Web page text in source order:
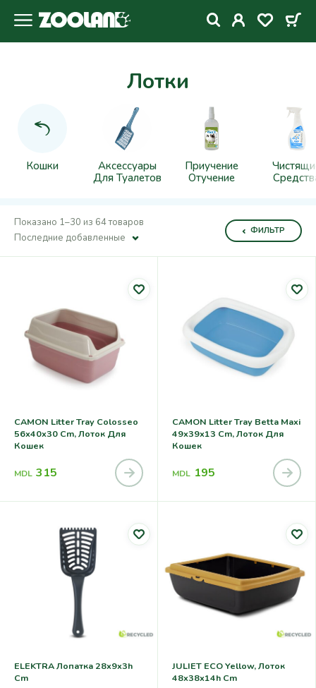
Лотки
Кошки
Аксессуары
Для Туалетов
Приучение
Отучение
Показано 1–30 из 64 товаров
Последние добавленные
ФИЛЬТР
CAMON Litter Tray Colosseo
56x40x30 Cm, Лоток Для
Кошек
MDL 315
CAMON Litter Tray Betta Maxi
49x39x13 Cm, Лоток Для
Кошек
MDL 195
ELEKTRA Лопатка 28x9x3h
Cm
JULIET ECO Yellow, Лоток
48x38x14h Cm